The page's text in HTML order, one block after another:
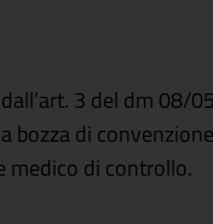
3 del dm 08/
bozza di
medico di controllo.